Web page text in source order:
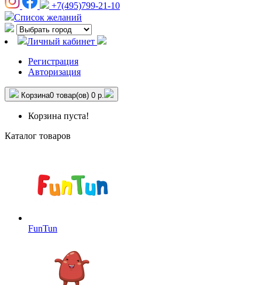
+7(495)799-21-10
Список желаний
Личный кабинет
Регистрация
Авторизация
Корзина0 товар(ов) 0 р.
Корзина пуста!
Каталог товаров
FunTun